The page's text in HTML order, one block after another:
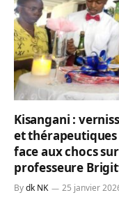
Kisangani :
et thérapeutiques
face aux chocs
professeure
Bydk NK 25 janvier